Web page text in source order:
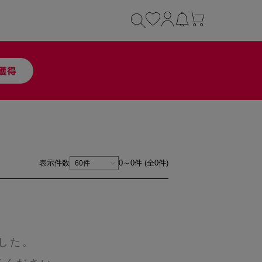
表示件数 0～0件 (全0件)
た。